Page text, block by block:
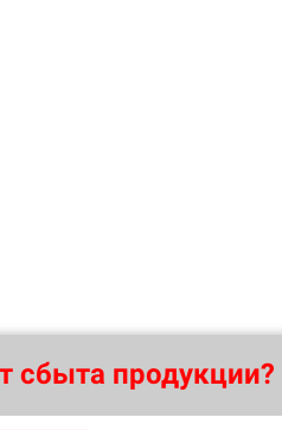
сбыта продукции?